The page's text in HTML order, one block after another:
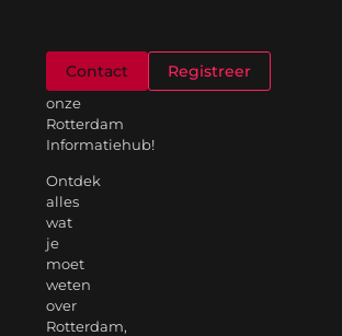
onze
Rotterdam
Informatiehub!
Ontdek
alles
wat
je
moet
weten
over
Rotterdam,
Contact Registreer